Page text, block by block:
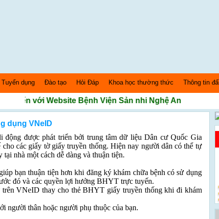
Tuyển dụng Đào tạo Hỏi Đáp Khoa học thường thức Thông tin
với Website Bệnh Viện Sản nhi Nghệ An
dụng VNeID
được phát triển bởi trung tâm dữ liệu Dân cư Quốc Gia
các giấy tờ giấy truyền thống. Hiện nay người dân có thể tự
nhà một cách dễ dàng và thuận tiện.
bạn thuận tiện hơn khi đăng ký khám chữa bệnh có sử dụng
đó và các quyền lợi hưởng BHYT trực tuyến.
VNeID thay cho thẻ BHYT giấy truyền thống khi đi khám
người thân hoặc người phụ thuộc của bạn.